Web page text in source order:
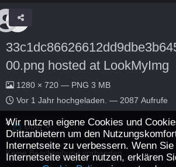
00.png hosted at LookMyImg
1280 × 720 — PNG 3 MB
Vor 1 Jahr hochgeladen. — 2087 Aufrufe
Über
Keine Beschreibung vorhanden.
Wir nutzen eigene Cookies und
Drittanbietern um den
Internetseite zu verbessern. Wenn Sie
Internetseite weiter nutzen, erklären